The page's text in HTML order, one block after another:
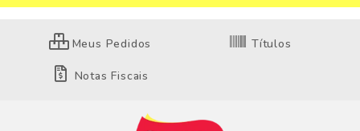
Meus Pedidos Títulos
Notas Fiscais